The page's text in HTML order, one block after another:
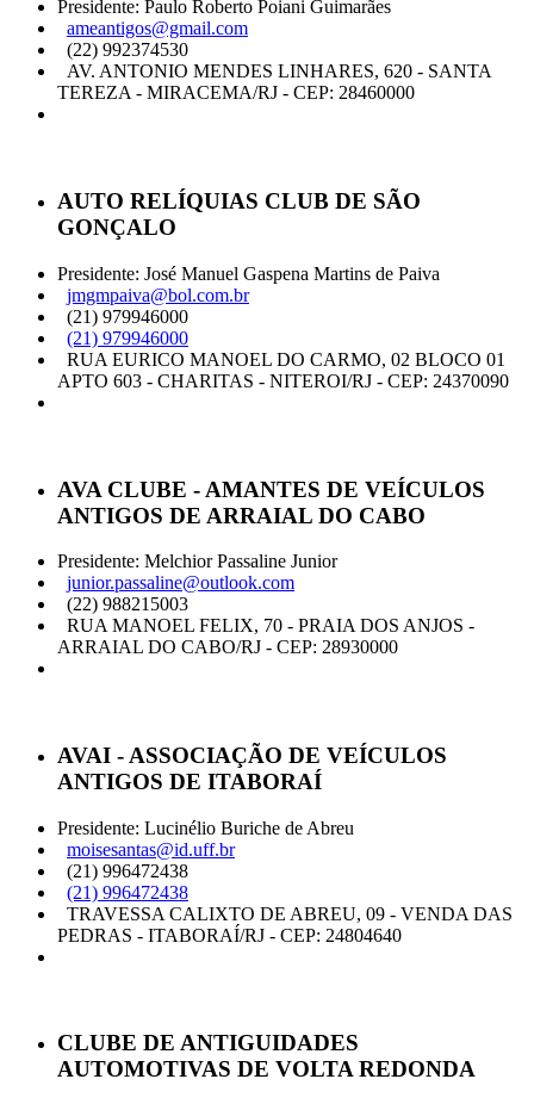
Presidente: Paulo Roberto Poiani Guimarães
ameantigos@gmail.com
(22) 992374530
AV. ANTONIO MENDES LINHARES, 620 - SANTA
TEREZA - MIRACEMA/RJ - CEP: 28460000
AUTO RELÍQUIAS CLUB DE SÃO
GONÇALO
Presidente: José Manuel Gaspena Martins de Paiva
jmgmpaiva@bol.com.br
(21) 979946000
(21) 979946000
RUA EURICO MANOEL DO CARMO, 02 BLOCO 01
APTO 603 - CHARITAS - NITEROI/RJ - CEP: 24370090
AVA CLUBE - AMANTES DE VEÍCULOS
ANTIGOS DE ARRAIAL DO CABO
Presidente: Melchior Passaline Junior
junior.passaline@outlook.com
(22) 988215003
RUA MANOEL FELIX, 70 - PRAIA DOS ANJOS -
ARRAIAL DO CABO/RJ - CEP: 28930000
AVAI - ASSOCIAÇÃO DE VEÍCULOS
ANTIGOS DE ITABORAÍ
Presidente: Lucinélio Buriche de Abreu
moisesantas@id.uff.br
(21) 996472438
(21) 996472438
TRAVESSA CALIXTO DE ABREU, 09 - VENDA DAS
PEDRAS - ITABORAÍ/RJ - CEP: 24804640
CLUBE DE ANTIGUIDADES
AUTOMOTIVAS DE VOLTA REDONDA